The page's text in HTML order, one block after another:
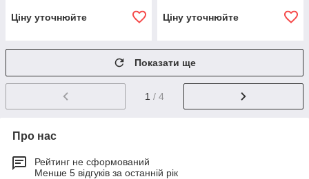
Ціну уточнюйте Ціну уточнюйте
Показати ще
1 / 4
Про нас
Рейтинг не сформований
Менше 5 відгуків за останній рік